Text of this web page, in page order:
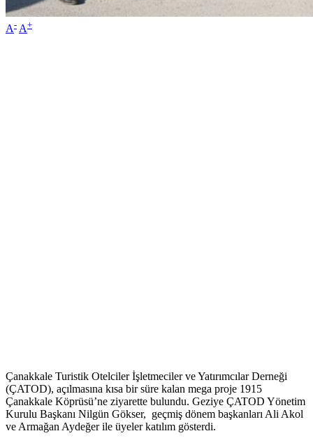
A- A+
Çanakkale Turistik Otelciler İşletmeciler ve Yatırımcılar Derneği
(ÇATOD), açılmasına kısa bir süre kalan mega proje 1915
Çanakkale Köprüsü’ne ziyarette bulundu. Geziye ÇATOD Yönetim
Kurulu Başkanı Nilgün Gökser, geçmiş dönem başkanları Ali Akol
ve Armağan Aydeğer ile üyeler katılım gösterdi.